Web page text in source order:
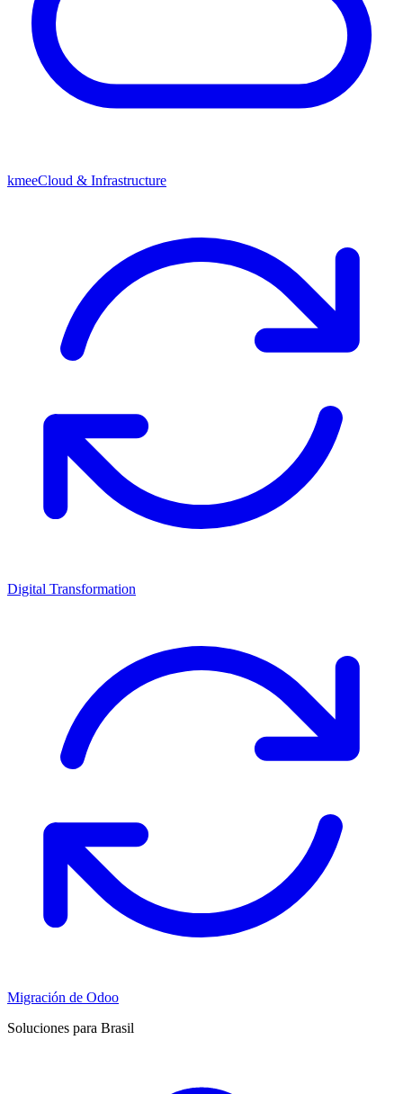
kmeeCloud & Infrastructure
Digital Transformation
Migración de Odoo
Soluciones para Brasil